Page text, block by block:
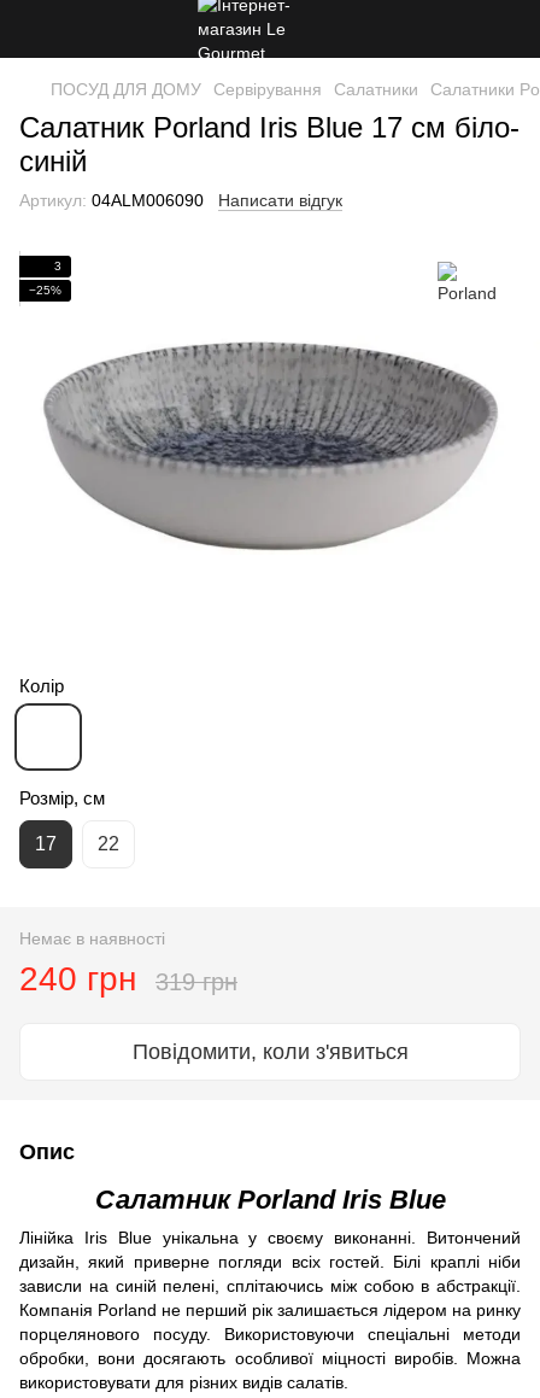
ПОСУД ДЛЯ ДОМУ Сервірування Салатники Салатники
Салатник Porland Iris Blue 17 см біло-
синій
Артикул: 04ALM006090 Написати відгук
3
−25%
Колір
Розмір, см
17 22
Немає в наявності
240 грн 319 грн
Повідомити, коли з'явиться
Опис
Салатник Porland Iris Blue
Лінійка Iris Blue унікальна у своєму виконанні. Витончений
дизайн, який приверне погляди всіх гостей. Білі краплі ніби
зависли на синій пелені, сплітаючись між собою в абстракції.
Компанія Porland не перший рік залишається лідером на ринку
порцелянового посуду. Використовуючи спеціальні методи
обробки, вони досягають особливої ​​міцності виробів. Можна
використовувати для різних видів салатів.